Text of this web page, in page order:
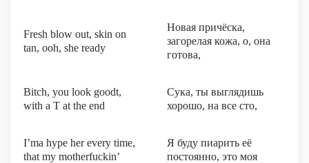
Fresh blow out, skin on
tan, ooh, she ready
Новая причёска,
загорелая кожа, о, она
готова,
Bitch, you look goodt,
with a T at the end
Сука, ты выглядишь
хорошо, на все сто,
I’ma hype her every time,
that my motherfuckin’
Я буду пиарить её
постоянно, это моя